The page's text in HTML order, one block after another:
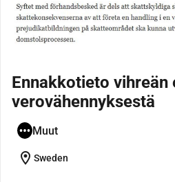
Ennakkotieto vihreän
verovähennyksestä
Muut
location_on Sweden